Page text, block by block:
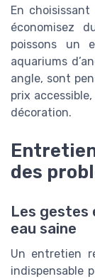
En
économisez
poissons un
aquariums
angle, sont
prix
décoration.
des
Les gestes
eau saine
Un entretien
indispensable